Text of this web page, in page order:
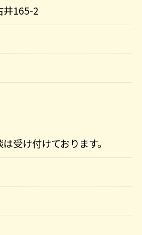
井165-2
受け付けております。